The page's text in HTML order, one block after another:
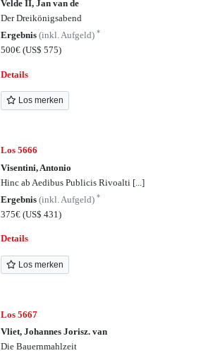
Velde II, Jan van de
Der Dreikönigsabend
Ergebnis(inkl. Aufgeld)*
500€(US$ 575)
Details
Los merken
Los 5666
Visentini, Antonio
Hinc ab Aedibus Publicis Rivoalti [...]
Ergebnis(inkl. Aufgeld)*
375€(US$ 431)
Details
Los merken
Los 5667
Vliet, Johannes Jorisz. van
Die Bauernmahlzeit